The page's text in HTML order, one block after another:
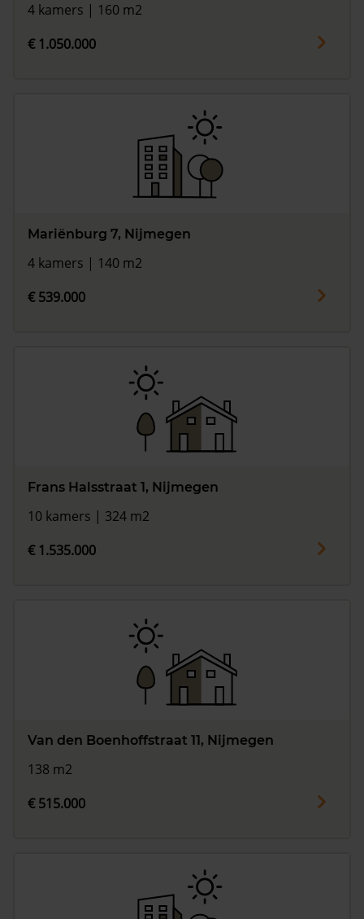
4 kamers | 160 m2
€ 1.050.000
Mariënburg 7, Nijmegen
4 kamers | 140 m2
€ 539.000
Frans Halsstraat 1, Nijmegen
10 kamers | 324 m2
€ 1.535.000
Van den Boenhoffstraat 11, Nijmegen
138 m2
€ 515.000